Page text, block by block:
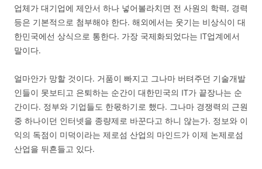
업체가 대기업에 제안서 하나 넣어볼라치면 전 사원의 학력, 경력
등은 기본적으로 첨부해야 한다. 해외에서는 웃기는 비상식이 대
한민국에선 상식으로 통한다. 가장 국제화되었다는 IT업계에서
말이다.
얼마안가 망할 것이다. 거품이 빠지고 그나마 버텨주던 기술개발
인들이 못보티고 은퇴하는 순간이 대한민국의 IT가 끝장나는 순
간이다. 정부와 기업들도 한몫하기로 했다. 그나마 경쟁력의 근원
중 하나이던 인터넷을 종량제로 바꾼다고 하니 않는가. 정보와 이
익의 독점이 미덕이라는 제로섬 산업의 마인드가 이제 논제로섬
산업을 뒤흔들고 있다.